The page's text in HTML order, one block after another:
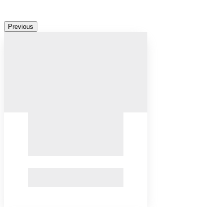
Previous